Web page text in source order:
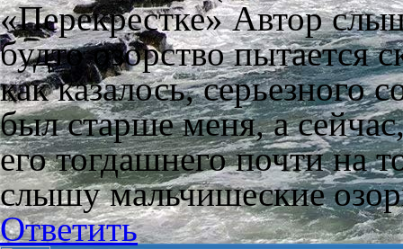
«Перекрестке» Автор
будто озорство пытается
как казалось, серьезного
был старше меня, а
его тогдашнего почти на
слышу мальчишеские
Ответить